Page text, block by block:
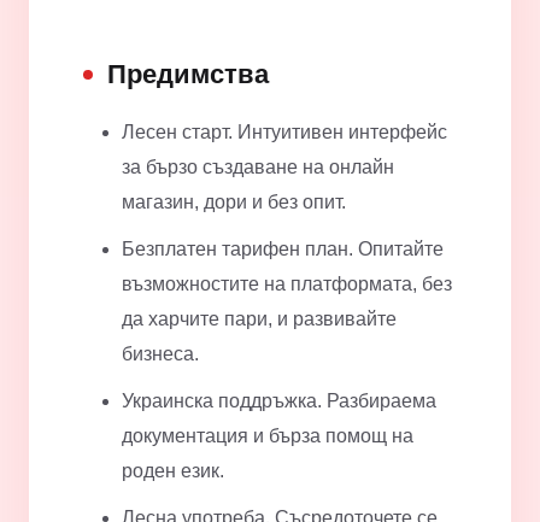
Предимства
Лесен старт. Интуитивен интерфейс
за бързо създаване на онлайн
магазин, дори и без опит.
Безплатен тарифен план. Опитайте
възможностите на платформата, без
да харчите пари, и развивайте
бизнеса.
Украинска поддръжка. Разбираема
документация и бърза помощ на
роден език.
Лесна употреба. Съсредоточете се